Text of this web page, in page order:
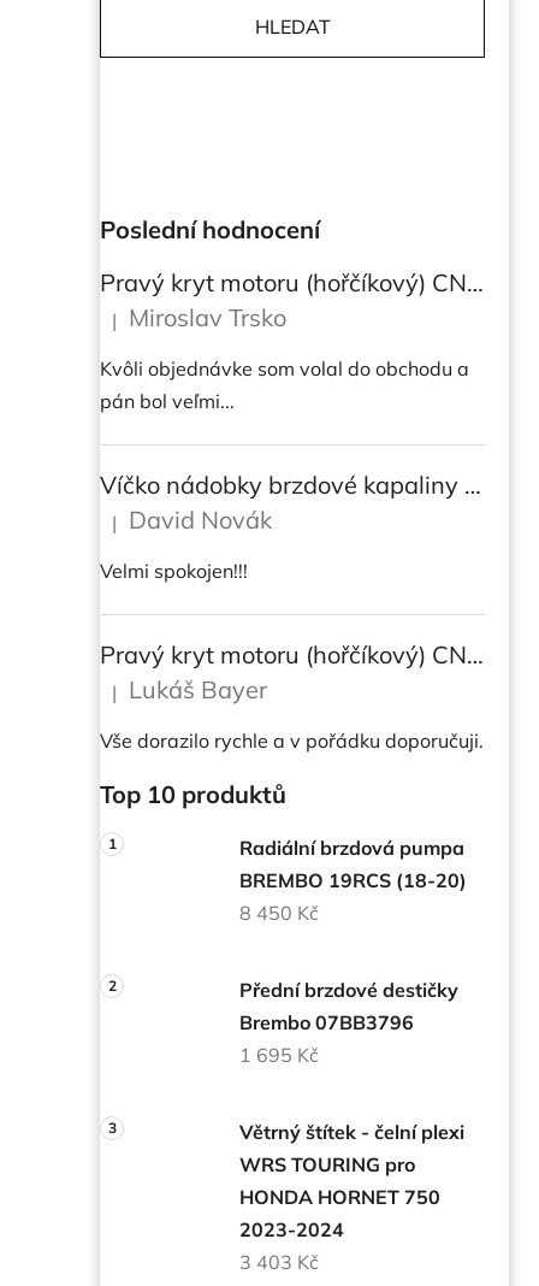
HLEDAT
Poslední hodnocení
Pravý kryt motoru (hořčíkový) CNC RACING pro instalaci transparetního krytu spojky pro Ducati Streetfighter V4/V4S
Hodnocení produktu je 5 z 5 hvězdiček.
| Miroslav Trsko
Kvôli objednávke som volal do obchodu a
pán bol veľmi...
Víčko nádobky brzdové kapaliny CNC Racing - BICOLOR
Hodnocení produktu je 5 z 5 hvězdiček.
| David Novák
Velmi spokojen!!!
Pravý kryt motoru (hořčíkový) CNC RACING pro instalaci transparetního krytu spojky pro DUCATI Multistrada/ Diavel V4/ V4S
Hodnocení produktu je 5 z 5 hvězdiček.
| Lukáš Bayer
Vše dorazilo rychle a v pořádku doporučuji.
Top 10 produktů
Radiální brzdová pumpa
BREMBO 19RCS (18-20)
8 450 Kč
Přední brzdové destičky
Brembo 07BB3796
1 695 Kč
Větrný štítek - čelní plexi
WRS TOURING pro
HONDA HORNET 750
2023-2024
3 403 Kč